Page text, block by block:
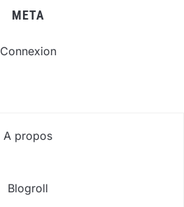
META
Connexion
A propos
Blogroll